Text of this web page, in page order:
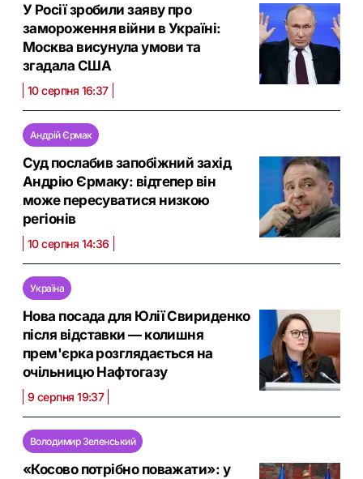
У Росії зробили заяву про
замороження війни в Україні:
Москва висунула умови та
згадала США
10 серпня 16:37
Андрій Єрмак
Суд послабив запобіжний захід
Андрію Єрмаку: відтепер він
може пересуватися низкою
регіонів
10 серпня 14:36
Україна
Нова посада для Юлії Свириденко
після відставки — колишня
прем'єрка розглядається на
очільницю Нафтогазу
9 серпня 19:37
Володимир Зеленський
«Косово потрібно поважати»: у